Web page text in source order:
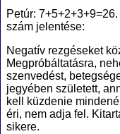
Petúr:
szám jelentése:
Negatív rezgéseket
Megpróbáltatásra,
szenvedést,
jegyében született,
kell küzdenie
éri, nem adja fel.
sikere.